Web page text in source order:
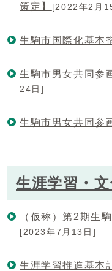
策定】
[2022年2月
生駒市国際化基本
生駒市男女共同参
24日]
生駒市男女共同参
生涯学習・
（仮称）第2期生
[2023年7月13日]
生涯学習推進基本